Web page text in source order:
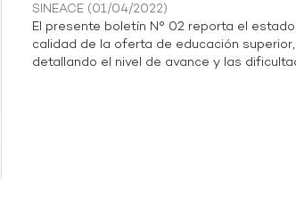
SINEACE (01/04/2022)
El presente boletín N° 02 reporta el
calidad de la oferta de educación
detallando el nivel de avance y las